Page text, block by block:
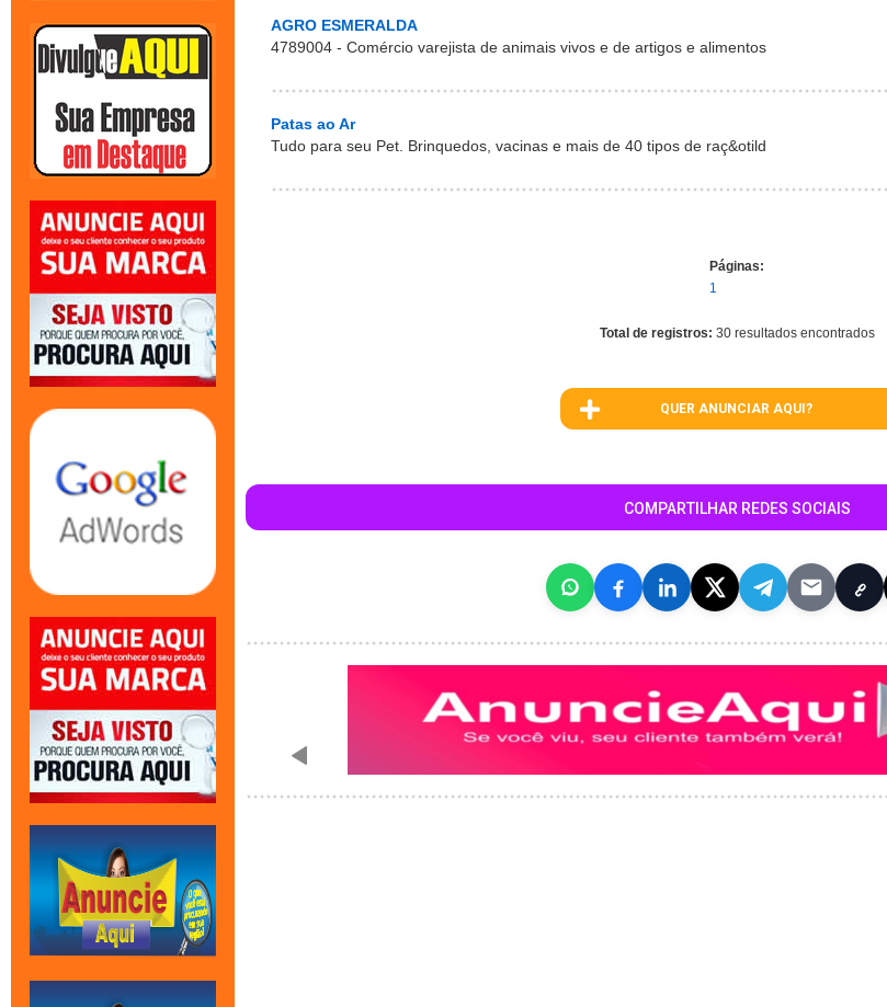
AGRO ESMERALDA
4789004 - Comércio varejista de animais vivos e de artigos e alimentos
Patas ao Ar
Tudo para seu Pet. Brinquedos, vacinas e mais de 40 tipos de raç&otild
Páginas:
1
Total de registros: 30 resultados encontrados
QUER ANUNCIAR AQUI?
COMPARTILHAR REDES SOCIAIS